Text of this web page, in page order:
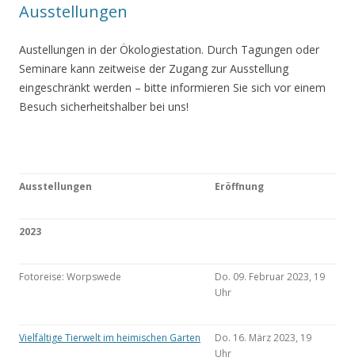
Ausstellungen
Austellungen in der Ökologiestation. Durch Tagungen oder
Seminare kann zeitweise der Zugang zur Ausstellung
eingeschränkt werden – bitte informieren Sie sich vor einem
Besuch sicherheitshalber bei uns!
Ausstellungen Eröffnung
2023
Fotoreise: Worpswede
Do. 09. Februar 2023, 19
Uhr
Vielfältige Tierwelt im heimischen Garten
Do. 16. März 2023, 19
Uhr